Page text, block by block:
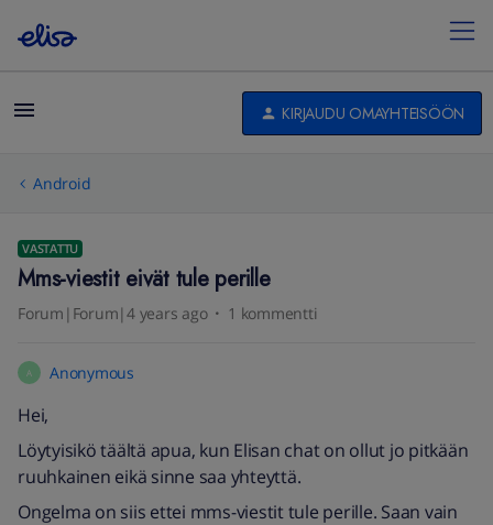
KIRJAUDU OMAYHTEISÖÖN
Android
VASTATTU
Mms-viestit eivät tule perille
Forum|Forum|4 years ago 1 kommentti
A Anonymous
Hei,
Löytyisikö täältä apua, kun Elisan chat on ollut jo pitkään
ruuhkainen eikä sinne saa yhteyttä.
Ongelma on siis ettei mms-viestit tule perille. Saan vain